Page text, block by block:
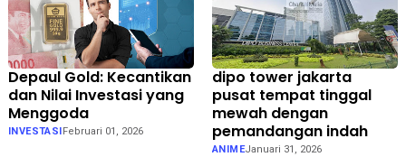
Depaul Gold: Kecantikan
dan Nilai Investasi yang
Menggoda
INVESTASI Februari 01, 2026
dipo tower jakarta
pusat tempat tinggal
mewah dengan
pemandangan indah
ANIMEJanuari 31, 2026